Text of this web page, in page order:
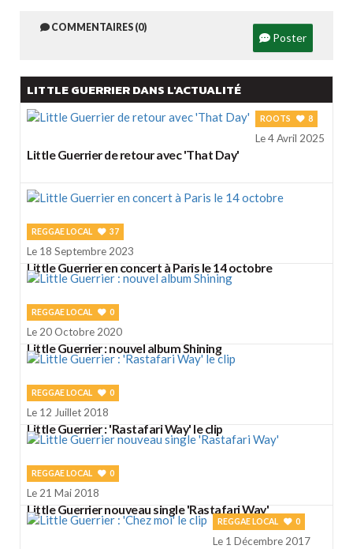
COMMENTAIRES (0)
Poster
LITTLE GUERRIER DANS L'ACTUALITÉ
ROOTS 8
Le 4 Avril 2025
Little Guerrier de retour avec 'That Day'
REGGAE LOCAL 37
Le 18 Septembre 2023
Little Guerrier en concert à Paris le 14 octobre
REGGAE LOCAL 0
Le 20 Octobre 2020
Little Guerrier : nouvel album Shining
REGGAE LOCAL 0
Le 12 Juillet 2018
Little Guerrier : 'Rastafari Way' le clip
REGGAE LOCAL 0
Le 21 Mai 2018
Little Guerrier nouveau single 'Rastafari Way'
REGGAE LOCAL 0
Le 1 Décembre 2017